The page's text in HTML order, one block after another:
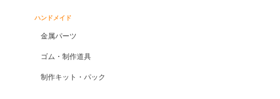
ハンドメイド
金属パーツ
ゴム・制作道具
制作キット・パック